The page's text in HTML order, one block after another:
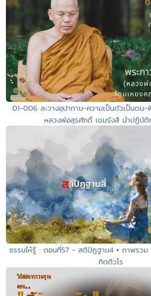
01-006 ละวางอุปาทาน-ความเป็นตัวเป็นตน
หลวงพ่อสุรศักดิ์ เขมรังสี นำปฏิบัติ
ธรรมให้รู้ : ตอนที่57 - สติปัฏฐาน4 • ภาพรวม
กิตติวโร